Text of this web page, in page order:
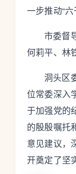
一步推动“六
市委督
何莉平、林
洞头区
位常委深入
于加强党的
的殷殷嘱托
意见建议，
开奠定了坚